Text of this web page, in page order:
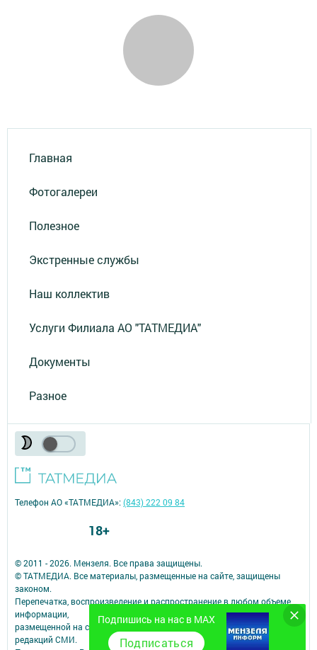
Главная
Фотогалереи
Полезное
Экстренные службы
Наш коллектив
Услуги Филиала АО "ТАТМЕДИА"
Документы
Разное
Подпишись на нас в MAX
Подписаться
© 2011 - 2026. Мензеля. Все права защищены.
© ТАТМЕДИА. Все материалы, размещенные на сайте, защищены
законом.
Перепечатка, воспроизведение и распространение в любом объеме
информации,
размещенной на сайте, возможна только с письменного согласия
редакций СМИ.
Телефон АО «ТАТМЕДИА»:(843) 222 09 84
18+